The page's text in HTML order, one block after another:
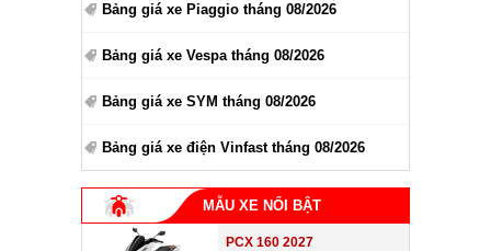
Bảng giá xe Piaggio tháng 08/2026
Bảng giá xe Vespa tháng 08/2026
Bảng giá xe SYM tháng 08/2026
Bảng giá xe điện Vinfast tháng 08/2026
MẪU XE NỔI BẬT
PCX 160 2027